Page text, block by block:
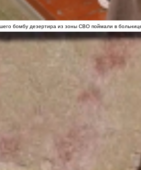
бомбу дезертира из зоны СВО поймали в